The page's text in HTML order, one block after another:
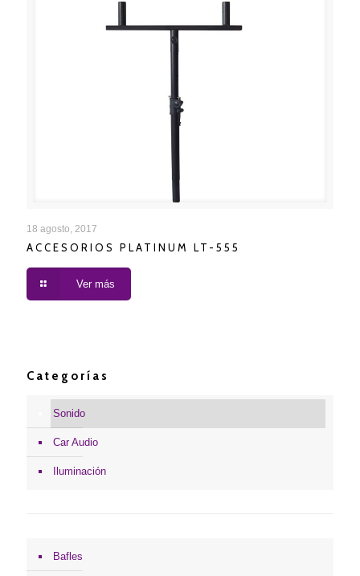
ACCESORIOS PLATINUM LT-555
18 agosto, 2017
ACCESORIOS PLATINUM LT-555
Ver más
Categorías
Sonido
Car Audio
Iluminación
Bafles